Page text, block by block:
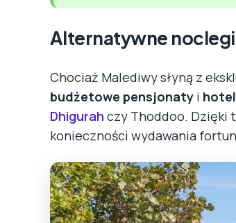
Alternatywne
Chociaż Malediwy słyną z
budżetowe pensjonaty i
Dhigurah czy Thoddoo. Dzięki
konieczności wydawania